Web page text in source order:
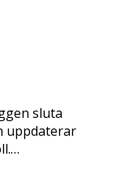
sluta
uppdaterar